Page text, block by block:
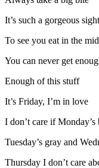
It’s such a gorgeous sight
To see you eat in the
You can never get
Enough of this stuff
It’s Friday, I’m in love
I don’t care if Monday’s
Tuesday’s gray and
Thursday I don’t care